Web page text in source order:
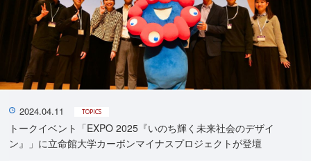
2024.04.11 TOPICS
トークイベント「EXPO 2025『いのち輝く未来社会のデザイ
ン』」に立命館大学カーボンマイナスプロジェクトが登壇